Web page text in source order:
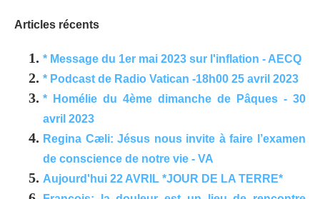
Articles récents
* Message du 1er mai 2023 sur l'inflation - AECQ
* Podcast de Radio Vatican -18h00 25 avril 2023
* Homélie du 4ème dimanche de Pâques - 30
avril 2023
Regina Cæli: Jésus nous invite à faire l’examen
de conscience de notre vie - VA
Aujourd'hui 22 AVRIL *JOUR DE LA TERRE*